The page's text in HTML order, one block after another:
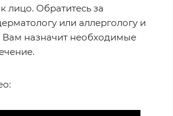
лицо. Обратитесь за
или аллергологу и
Вам назначит необходимые